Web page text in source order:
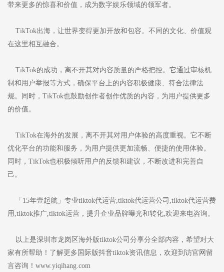
带来更多的惊喜和价值，成为数字娱乐领域的领军者。
TikTok出海，让世界变得更加开放和包容。不同的文化、价值观
在这里相互融合。
TikTok的成功，离不开其对内容质量的严格把控。它通过审核机
制和用户举报等方式，确保平台上的内容积极健康、符合法律法
规。同时，TikTok也鼓励创作者创作优质的内容，为用户提供更多
的价值。
TikTok在海外的发展，离不开其对用户体验的高度重视。它不断
优化平台的功能和服务，为用户提供更加流畅、便捷的使用体验。
同时，TikTok也积极倾听用户的反馈和建议，不断改进和完善自
己。
「15年壹起航」专业tiktok代运营,tiktok代运营公司,tiktok代运营费
用,tiktok推广,tiktok运营，提升企业品牌曝光和转化,欢迎来电咨询。
以上是深圳市龙岗区海外版tiktok公司分享分全部内容，希望对大
家有所帮助！了解更多国际版抖音tiktok资讯信息，欢迎到访官网留
言咨询！www.yiqihang.com